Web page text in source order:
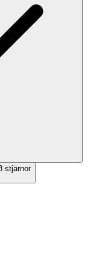
stjärnor